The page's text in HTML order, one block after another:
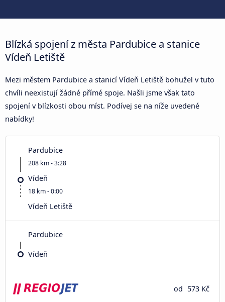
Blízká spojení z města Pardubice a stanice
Vídeň Letiště
Mezi městem Pardubice a stanicí Vídeň Letiště bohužel v tuto
chvíli neexistují žádné přímé spoje. Našli jsme však tato
spojení v blízkosti obou míst. Podívej se na níže uvedené
nabídky!
Pardubice
208 km - 3:28
Vídeň
18 km - 0:00
Vídeň Letiště
Pardubice
Vídeň
od 573 Kč